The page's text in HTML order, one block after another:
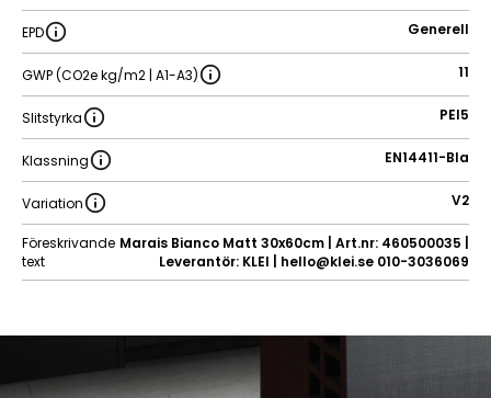
EPD Generell
GWP (CO2e kg/m2 | A1-A3) 11
Slitstyrka PEI5
Klassning EN14411-BIa
Variation V2
Föreskrivande
text
Marais Bianco Matt 30x60cm | Art.nr: 460500035 |
Leverantör: KLEI | hello@klei.se 010-3036069